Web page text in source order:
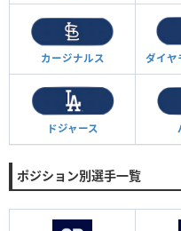
カージナルス ダイヤ
ドジャース
ポジション別選手一覧